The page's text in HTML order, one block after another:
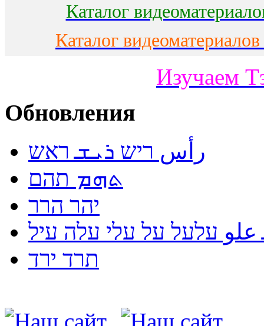
Каталог
Каталог
Изучаем
Обновления
رأس ריש ܪܝܫ ראש
ܬܗܡ תהם
יהר הרר
עלעל על עלי עלה עיל
תרד ירד